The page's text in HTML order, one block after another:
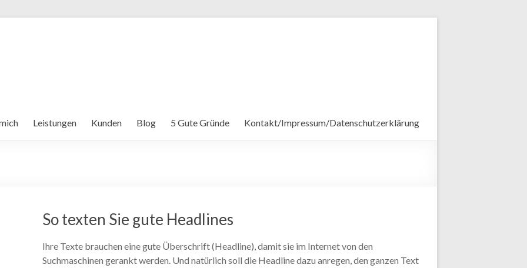
Leistungen Kunden Blog 5 Gute Gründe Kontakt/Impressum/Datenschutzerklärung
So texten Sie gute Headlines
Ihre Texte brauchen eine gute Überschrift (Headline), damit sie im Internet von den
Suchmaschinen gerankt werden. Und natürlich soll die Headline dazu anregen, den ganzen Text